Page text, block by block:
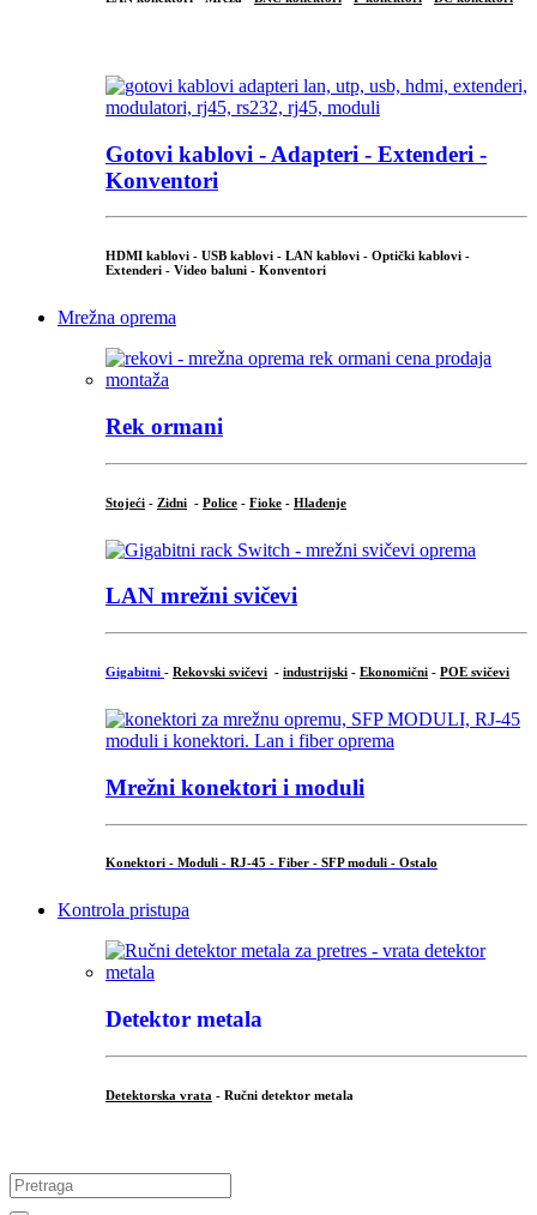
Gotovi kablovi - Adapteri - Extenderi -
Konventori
HDMI kablovi - USB kablovi - LAN kablovi - Optički kablovi -
Extenderi - Video baluni - Konventori
Mrežna oprema
Rek ormani
Stojeći - Zidni - Police - Fioke - Hlađenje
LAN mrežni svičevi
Gigabitni - Rekovski svičevi - industrijski - Ekonomični - POE svičevi
Mrežni konektori i moduli
Konektori - Moduli - RJ-45 - Fiber - SFP moduli - Ostalo
Kontrola pristupa
Detektor metala
Detektorska vrata - Ručni detektor metala
Search
for: